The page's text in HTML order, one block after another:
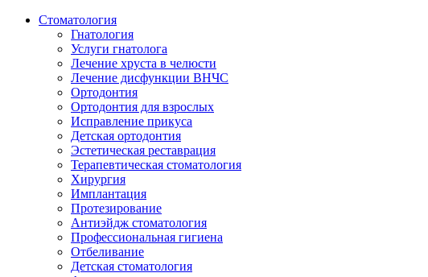
Стоматология
Гнатология
Услуги гнатолога
Лечение хруста в челюсти
Лечение дисфункции ВНЧС
Ортодонтия
Ортодонтия для взрослых
Исправление прикуса
Детская ортодонтия
Эстетическая реставрация
Терапевтическая стоматология
Хирургия
Имплантация
Протезирование
Антиэйдж стоматология
Профессиональная гигиена
Отбеливание
Детская стоматология